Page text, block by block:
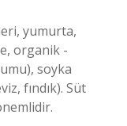
yumurta,
organik -
soyka
fındık). Süt